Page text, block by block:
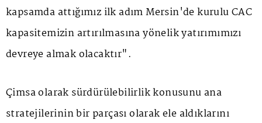
kapsamda attığımız ilk adım Mersin'de kurulu CAC
kapasitemizin artırılmasına yönelik yatırımımızı
devreye almak olacaktır".
Çimsa olarak sürdürülebilirlik konusunu ana
stratejilerinin bir parçası olarak ele aldıklarını